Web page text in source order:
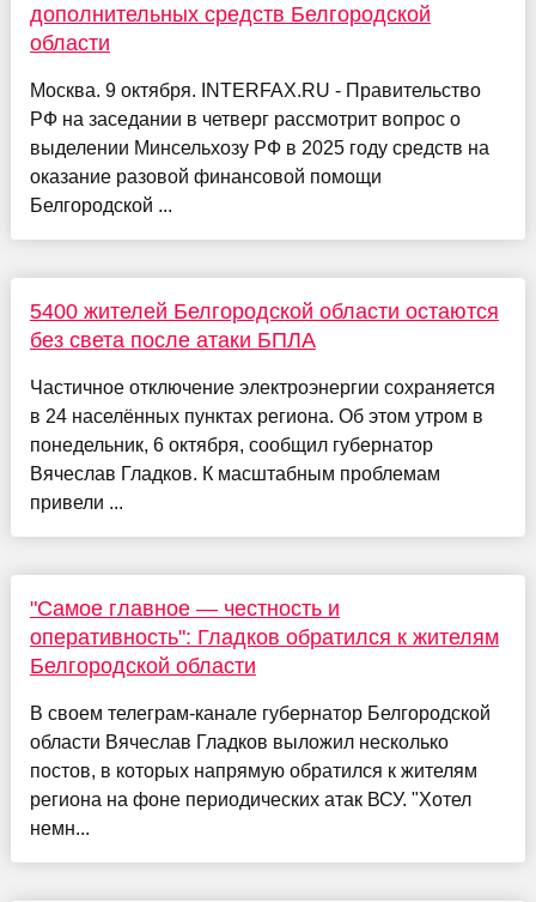
дополнительных средств Белгородской
области
Москва. 9 октября. INTERFAX.RU - Правительство
РФ на заседании в четверг рассмотрит вопрос о
выделении Минсельхозу РФ в 2025 году средств на
оказание разовой финансовой помощи
Белгородской ...
5400 жителей Белгородской области остаются
без света после атаки БПЛА
Частичное отключение электроэнергии сохраняется
в 24 населённых пунктах региона. Об этом утром в
понедельник, 6 октября, сообщил губернатор
Вячеслав Гладков. К масштабным проблемам
привели ...
"Самое главное — честность и
оперативность": Гладков обратился к жителям
Белгородской области
В своем телеграм-канале губернатор Белгородской
области Вячеслав Гладков выложил несколько
постов, в которых напрямую обратился к жителям
региона на фоне периодических атак ВСУ. "Хотел
немн...